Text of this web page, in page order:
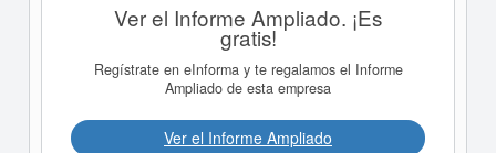
Ver el Informe Ampliado. ¡Es
gratis!
Regístrate en eInforma y te regalamos el Informe
Ampliado de esta empresa
Ver el Informe Ampliado